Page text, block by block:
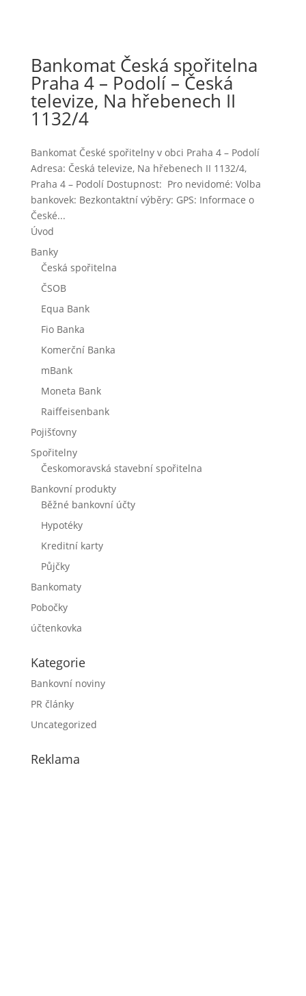
Bankomat Česká spořitelna
Praha 4 – Podolí – Česká
televize, Na hřebenech II
1132/4
Bankomat České spořitelny v obci Praha 4 – Podolí
Adresa: Česká televize, Na hřebenech II 1132/4,
Praha 4 – Podolí Dostupnost: Pro nevidomé: Volba
bankovek: Bezkontaktní výběry: GPS: Informace o
České...
Úvod
Banky
Česká spořitelna
ČSOB
Equa Bank
Fio Banka
Komerční Banka
mBank
Moneta Bank
Raiffeisenbank
Pojišťovny
Spořitelny
Českomoravská stavební spořitelna
Bankovní produkty
Běžné bankovní účty
Hypotéky
Kreditní karty
Půjčky
Bankomaty
Pobočky
účtenkovka
Kategorie
Bankovní noviny
PR články
Uncategorized
Reklama